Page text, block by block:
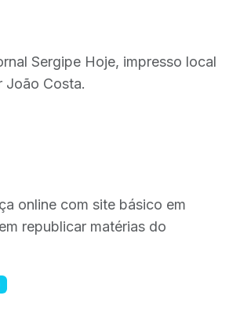
Sergipe Hoje, impresso local
João Costa.
online com site básico em
republicar matérias do